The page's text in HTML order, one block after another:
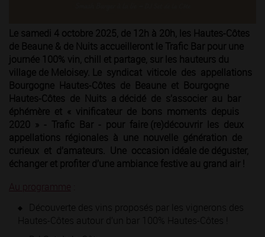
Le samedi 4 octobre 2025, de 12h à 20h, les Hautes-Côtes
de Beaune & de Nuits accueilleront le Trafic Bar pour une
journée 100% vin, chill et partage, sur les hauteurs du
village de Meloisey. Le syndicat viticole des appellations
Bourgogne Hautes-Côtes de Beaune et Bourgogne
Hautes-Côtes de Nuits a décidé de s’associer au bar
éphémère et « vinificateur de bons moments depuis
2020 » - Trafic Bar - pour faire (re)découvrir les deux
appellations régionales à une nouvelle génération de
curieux et d’amateurs. Une occasion idéale de déguster,
échanger et profiter d’une ambiance festive au grand air !
Au programme
Découverte des vins proposés par les vignerons des
Hautes-Côtes autour d’un bar 100% Hautes-Côtes !